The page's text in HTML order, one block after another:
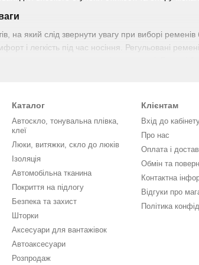
на який слід звернути увагу при виборі
і легкість під час носіння. Регульовані
дизайнів ременів безпеки,
чорних до стильних колірних варіацій – ndash;
автомобіля. Деякі сучасні автомобільні
у разі зіткнення, підвищуючи ступінь
водія.
авто
та здоров'ям ваших близьких. Підтримуйте
скрізь – робіть свій вибір на користь якості! У
Каталог
Автоскло, тонувальна плівка,
клеї
Люки, витяжки, скло до люків
Ізоляція
Автомобільна тканина
Покриття на підлогу
Безпека та захист
Шторки
Аксесуари для вантажівок
Автоаксесуари
Розпродаж
Клієнтам
Вхід до
Про нас
Оплата і
Обмін та
Контактна
Відгуки про
Політика